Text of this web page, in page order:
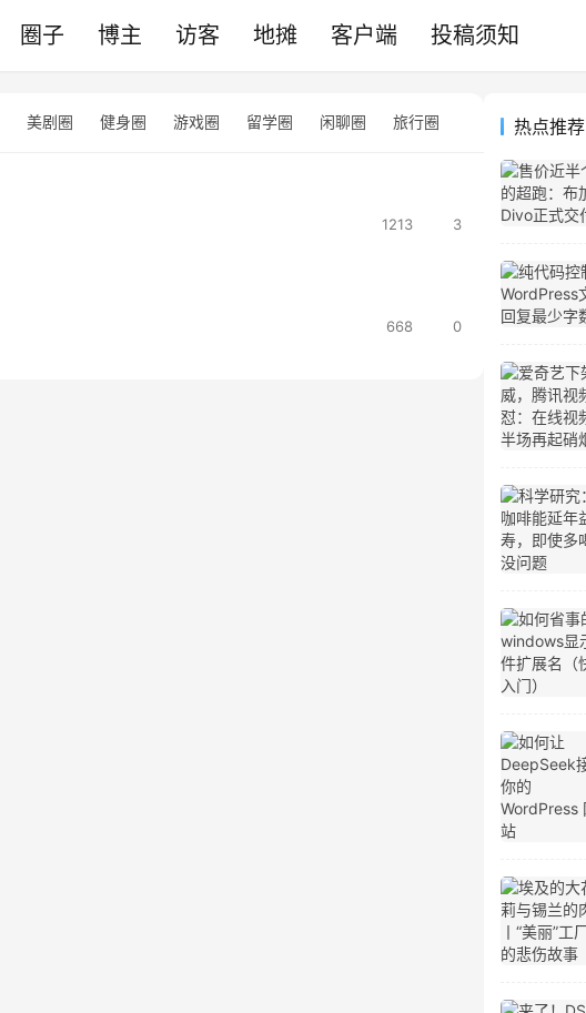
圈子 博主 访客 地摊 客户端 投稿须知
美剧圈 健身圈 游戏圈 留学圈 闲聊圈 旅行圈 种草圈 设计圈
1213 3
668 0
热点推荐